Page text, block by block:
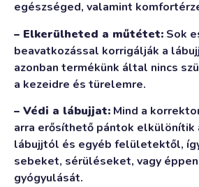
egészséged, valamint
– Elkerülheted a műtétet: Sok
beavatkozással korrigálják a
azonban termékünk által nincs
a kezeidre és türelemre.
– Védi a lábujjat: Mind a
arra erősíthető pántok elkülönítik
lábujjtól és egyéb felületektől,
sebeket, sérüléseket, vagy
gyógyulását.